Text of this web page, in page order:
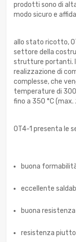
prodotti sono di
modo sicuro e
allo stato ricotto,
settore della
strutture portanti.
realizzazione di
complesse, che
temperature di
fino a 350 °C
OT4-1 presenta le
buona
eccellente
buona
resistenza